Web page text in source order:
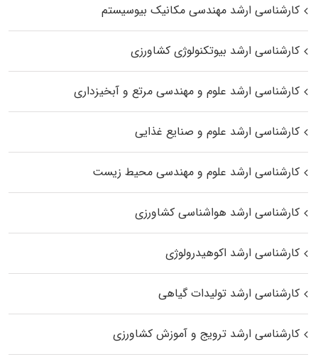
کارشناسی ارشد مهندسی مکانیک بیوسیستم
کارشناسی ارشد بیوتکنولوژی کشاورزی
کارشناسی ارشد علوم و مهندسی مرتع و آبخیزداری
کارشناسی ارشد علوم و صنایع غذایی
کارشناسی ارشد علوم و مهندسی محیط زیست
کارشناسی ارشد هواشناسی کشاورزی
کارشناسی ارشد اکوهیدرولوژی
کارشناسی ارشد تولیدات گیاهی
کارشناسی ارشد ترویج و آموزش کشاورزی